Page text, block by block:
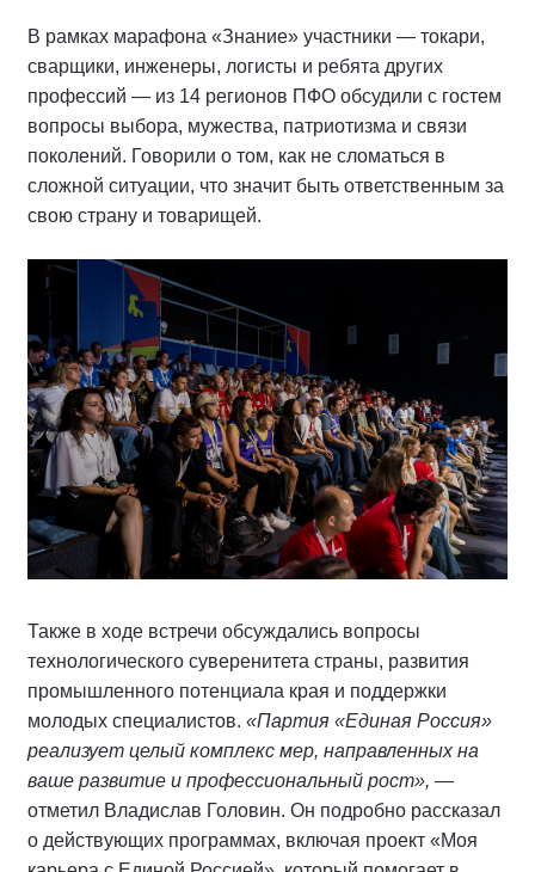
В рамках марафона «Знание» участники — токари,
сварщики, инженеры, логисты и ребята других
профессий — из 14 регионов ПФО обсудили с гостем
вопросы выбора, мужества, патриотизма и связи
поколений. Говорили о том, как не сломаться в
сложной ситуации, что значит быть ответственным за
свою страну и товарищей.
Также в ходе встречи обсуждались вопросы
технологического суверенитета страны, развития
промышленного потенциала края и поддержки
молодых специалистов. «Партия «Единая Россия»
реализует целый комплекс мер, направленных на
ваше развитие и профессиональный рост», —
отметил Владислав Головин. Он подробно рассказал
о действующих программах, включая проект «Моя